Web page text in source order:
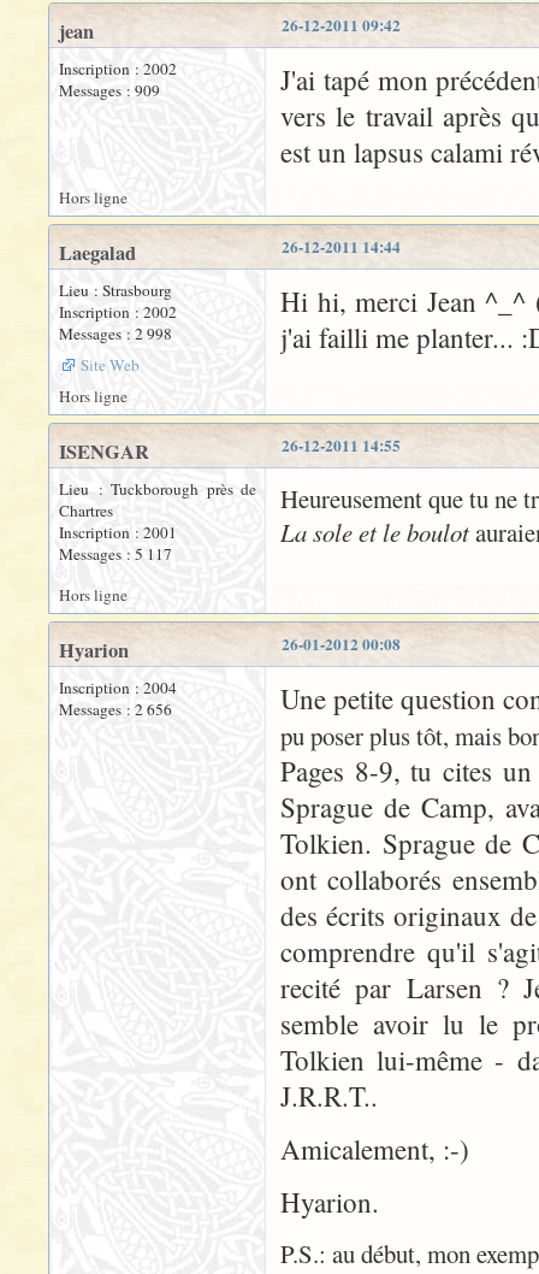
26-12-2011 09:42
jean
Inscription : 2002
Messages : 909
J'ai tapé mon
vers le travail après
est un lapsus calami
Hors ligne
26-12-2011 14:44
Laegalad
Lieu : Strasbourg
Inscription : 2002
Messages : 2 998
Site Web
Hi hi, merci Jean ^_^
j'ai failli me planter...
Hors ligne
26-12-2011 14:55
ISENGAR
Lieu : Tuckborough près de
Chartres
Inscription : 2001
Messages : 5 117
Heureusement que tu ne
La sole et le boulot
Hors ligne
26-01-2012 00:08
Hyarion
Inscription : 2004
Messages : 2 656
Une petite question
pu poser plus tôt, mais
Pages 8-9, tu cites
Sprague de Camp,
Tolkien. Sprague de
ont collaborés
des écrits originaux
comprendre qu'il
recité par Larsen ?
semble avoir lu le
Tolkien lui-même -
J.R.R.T..
Amicalement, :-)
Hyarion.
P.S.: au début, mon